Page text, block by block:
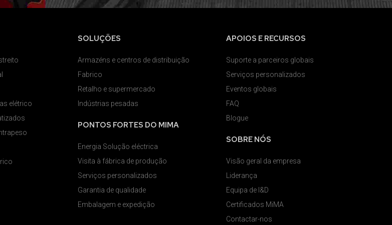
elétrico
SOLUÇÕES
Armazéns e centros de distribuição
Fabrico
Retalho e supermercado
Indústrias pesadas
PONTOS FORTES DO MIMA
Energia Solução eléctrica
Visita à fábrica de produção
Serviços personalizados
Garantia de qualidade
Embalagem e expedição
APOIOS E RECURSOS
Suporte a parceiros globais
Serviços personalizados
Eventos globais
FAQ
Blogue
SOBRE NÓS
Visão geral da empresa
Liderança
Equipa de I&D
Certificados MiMA
Contactar-nos